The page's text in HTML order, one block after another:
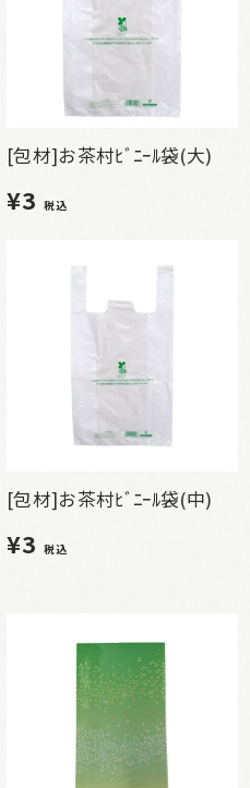
[包材]お茶村ﾋﾞﾆｰﾙ袋(大)
¥3税込
[包材]お茶村ﾋﾞﾆｰﾙ袋(中)
¥3税込